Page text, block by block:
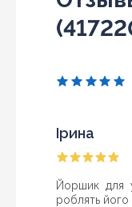
Ірина
Йоршик для
роблять його